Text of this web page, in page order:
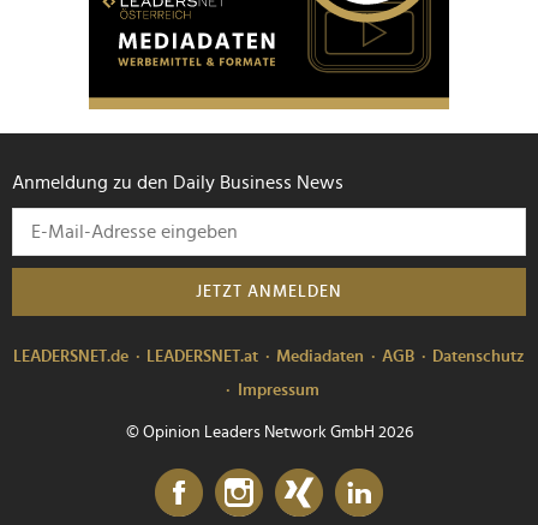
Anmeldung zu den Daily Business News
JETZT ANMELDEN
LEADERSNET.de LEADERSNET.at Mediadaten AGB
Datenschutz
Impressum
© Opinion Leaders Network GmbH 2026